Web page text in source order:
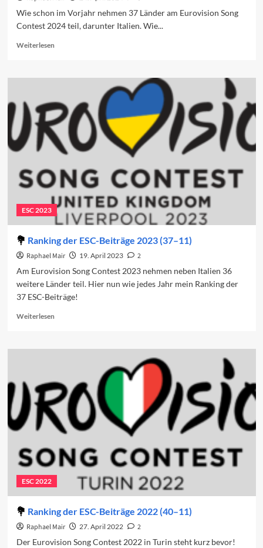
Wie schon im Vorjahr nehmen 37 Länder am Eurovision Song
Contest 2024 teil, darunter Italien. Wie...
WeiterlesenRead
Ranking
ESC-
Beiträge
2024
(37–
11)
ESC 2023
Ranking der ESC-Beiträge 2023 (37–11)
Raphael Mair 19. April 2023
2
Am Eurovision Song Contest 2023 nehmen neben Italien 36
weitere Länder teil. Hier nun wie jedes Jahr mein Ranking der
37 ESC-Beiträge!
WeiterlesenRead
Ranking
Beiträge
2023
(37–
11)
ESC 2022
Ranking der ESC-Beiträge 2022 (40–11)
Raphael Mair 27. April 2022
2
Der Eurovision Song Contest 2022 in Turin steht kurz bevor!